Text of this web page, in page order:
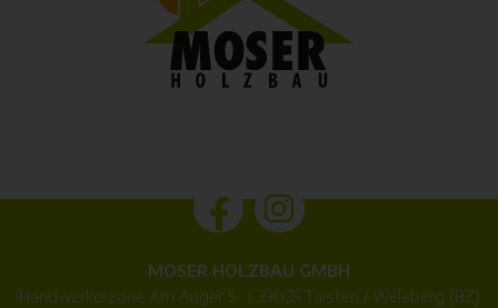
MOSER HOLZBAU GMBH
Handwerkerzone Am Anger 5 · I-39035 Taisten / Welsberg (BZ)